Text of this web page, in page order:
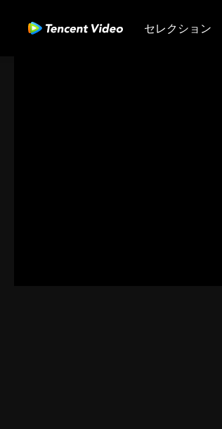
セレクション